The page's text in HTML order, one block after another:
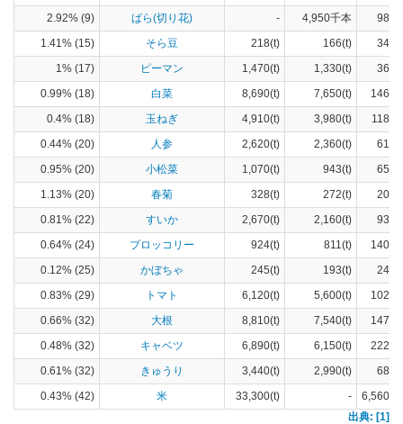
2.92% (9)
ばら(切り花) - 4,950千本
1.41% (15)
そら豆 218(t) 166(t)
1% (17)
ピーマン 1,470(t) 1,330(t)
0.99% (18)
白菜 8,690(t) 7,650(t)
0.4% (18)
玉ねぎ 4,910(t) 3,980(t)
0.44% (20)
人参 2,620(t) 2,360(t)
0.95% (20)
小松菜 1,070(t) 943(t)
1.13% (20)
春菊 328(t) 272(t)
0.81% (22)
すいか 2,670(t) 2,160(t)
0.64% (24)
ブロッコリー 924(t) 811(t)
0.12% (25)
かぼちゃ 245(t) 193(t)
0.83% (29)
トマト 6,120(t) 5,600(t)
0.66% (32)
大根 8,810(t) 7,540(t)
0.48% (32)
キャベツ 6,890(t) 6,150(t)
0.61% (32)
きゅうり 3,440(t) 2,990(t)
0.43% (42)
米 33,300(t) -
出典: [1]